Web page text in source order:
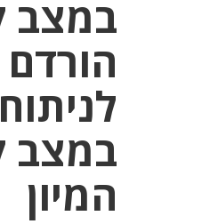
במצב
במצב
המיון